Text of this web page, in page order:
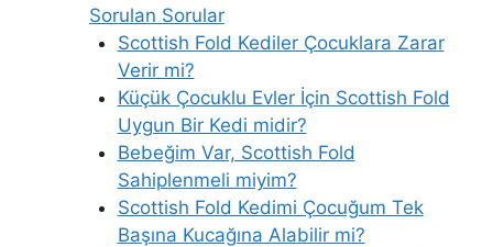
Sorulan Sorular
Scottish Fold Kediler Çocuklara Zarar
Verir mi?
Küçük Çocuklu Evler İçin Scottish Fold
Uygun Bir Kedi midir?
Bebeğim Var, Scottish Fold
Sahiplenmeli miyim?
Scottish Fold Kedimi Çocuğum Tek
Başına Kucağına Alabilir mi?